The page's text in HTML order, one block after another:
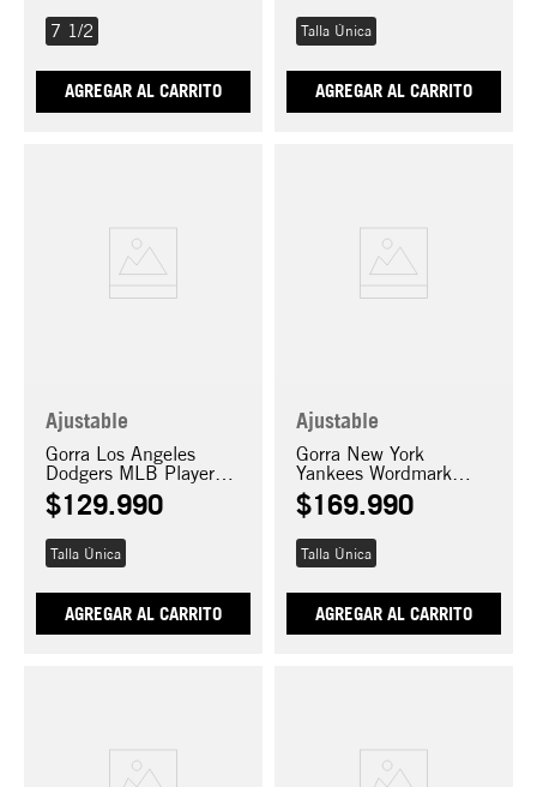
7 1/2
AGREGAR AL CARRITO
Talla Única
AGREGAR AL CARRITO
Ajustable
Gorra Los Angeles
Dodgers MLB Player
Replica 9FORTY M-
Crown
$129.990
Talla Única
AGREGAR AL CARRITO
Ajustable
Gorra New York
Yankees Wordmark
9FORTY M-Crown
$169.990
Talla Única
AGREGAR AL CARRITO